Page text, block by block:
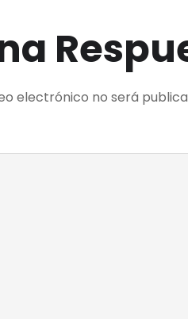
electrónico no será